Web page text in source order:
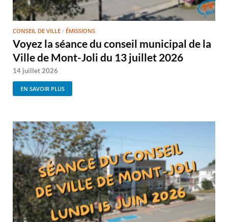
CONSEIL DE VILLE / ÉMISSIONS
Voyez la séance du conseil municipal de la
Ville de Mont-Joli du 13 juillet 2026
14 juillet 2026
EN SAVOIR PLUS